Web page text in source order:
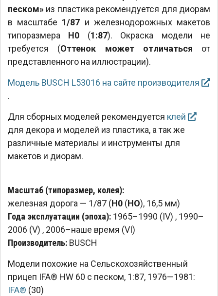
песком» из пластика рекомендуется для диорам
в масштабе 1/87 и железнодорожных макетов
типоразмера Н0 (1:87). Окраска модели не
требуется (Оттенок может отличаться от
представленного на иллюстрации).
Модель BUSCH L53016 на сайте производителя
.
Для сборных моделей рекомендуется клей
для декора и моделей из пластика, а так же
различные материалы и инструменты для
макетов и диорам.
Масштаб (типоразмер, колея):
железная дорога — 1/87 (H0 (HO), 16,5 мм)
Года эксплуатации (эпоха): 1965–1990 (IV) , 1990–
2006 (V) , 2006–наше время (VI)
Производитель: BUSCH
Модели похожие на Сельскохозяйственный
прицеп IFA® HW 60 с песком, 1:87, 1976—1981:
IFA® (30)